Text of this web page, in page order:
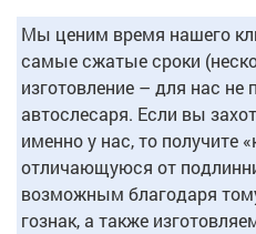
Мы ценим время нашего
самые сжатые сроки
изготовление – для нас
автослесаря. Если вы
именно у нас, то получите
отличающуюся от
возможным благодаря
гознак, а также